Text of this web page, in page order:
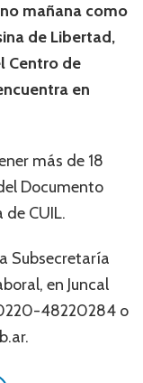
mañana como
de Libertad,
Centro de
en
más de 18
Documento
CUIL.
Subsecretaría
en Juncal
48220284 o